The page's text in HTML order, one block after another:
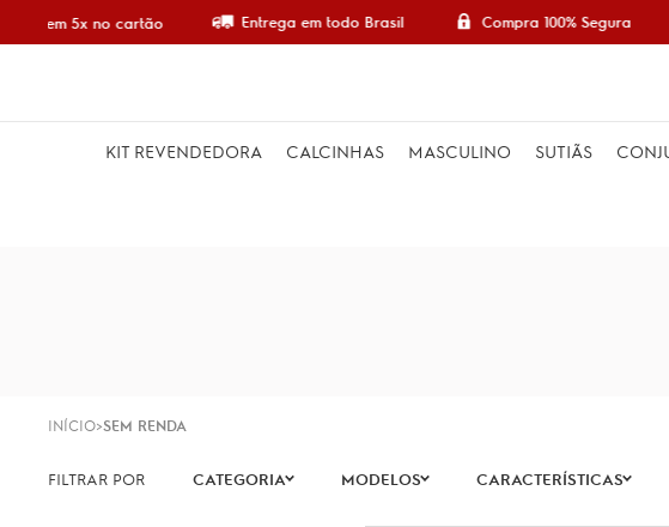
em 5x no cartão Entrega em todo Brasil Compra 100% Segura
KIT REVENDEDORA CALCINHAS MASCULINO SUTIÃS
INÍCIO SEM RENDA
CARACTERÍSTICAS
MODELOS
CATEGORIA